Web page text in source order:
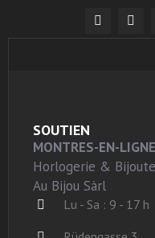
SOUTIEN
MONTRES-EN-
Horlogerie &
Au Bijou Sàrl
Lu - Sa : 9 - 17 h